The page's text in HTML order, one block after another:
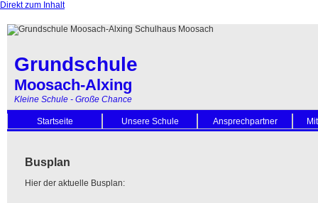
Direkt zum Inhalt
Grundschule
Moosach-Alxing
Kleine Schule - Große Chance
Startseite Unsere Schule Ansprechpartner
Busplan
Hier der aktuelle Busplan: